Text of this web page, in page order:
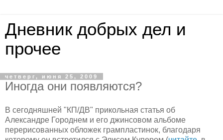
Дневник добрых дел и
прочее
четверг, июня 25, 2009
Иногда они появляются?
В сегодняшней "КП/ДВ" прикольная статья об
Александре Городнем и его джинсовом альбоме
перерисованных обложек грампластинок, благодаря